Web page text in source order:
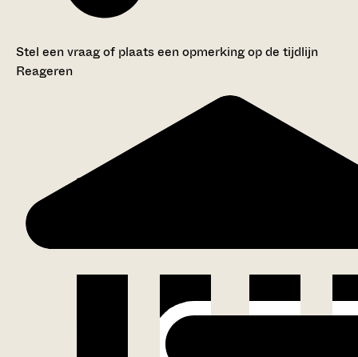
Stel een vraag of plaats een opmerking op de tijdlijn
Reageren